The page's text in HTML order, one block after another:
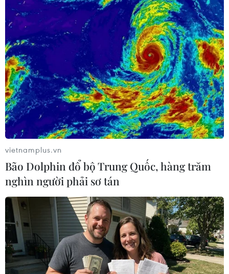
Lườn gà om ăn kèm xốt càphê. (Ảnh: CTV/Vietnam+)
Poke cá ngừ quả bơ dùng kèm xốt càphê espresso. (Ảnh:
CTV/Vietnam+)
vietnamplus.vn
Bão Dolphin đổ bộ Trung Quốc, hàng trăm
nghìn người phải sơ tán